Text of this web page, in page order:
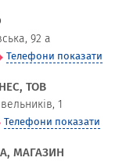
92 а
Телефони показати
ТОВ
1
Телефони показати
МАГАЗИН